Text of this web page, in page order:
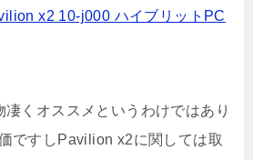
x2 10-j000 ハイブリットPC
凄くオススメというわけではあり
ですしPavilion x2に関しては取